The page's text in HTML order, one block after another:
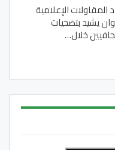
المقاولات الإعلامية
يشيد بتضحيات
خلال…